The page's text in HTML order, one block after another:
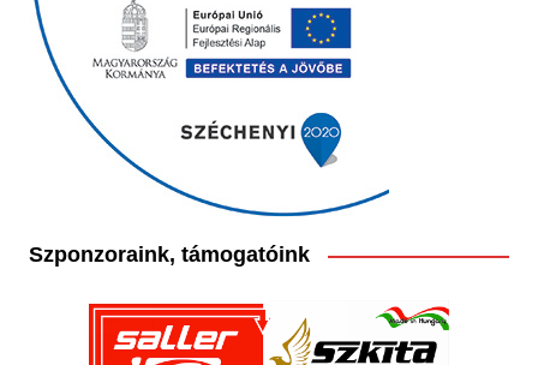
Szponzoraink, támogatóink